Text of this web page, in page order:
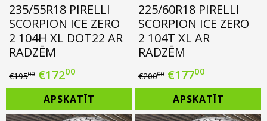
235/55R18 PIRELLI
SCORPION ICE ZERO
2 104H XL DOT22 AR
RADZĒM
€19500 Original
price
was:
€17200
price
is:
APSKATĪT
225/60R18 PIRELLI
SCORPION ICE ZERO
2 104T XL AR
RADZĒM
€20000 Original
price
was:
€17700
price
is:
APSKATĪT